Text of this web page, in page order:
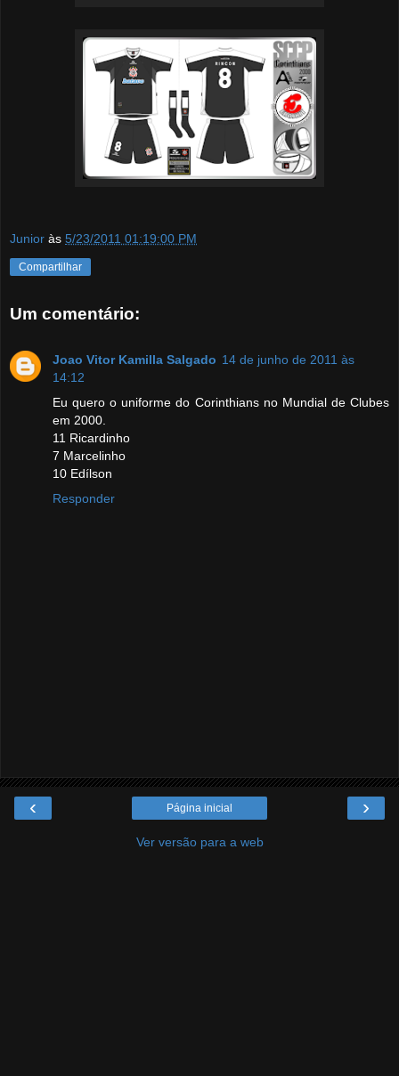
Junior às 5/23/2011 01:19:00 PM
Compartilhar
Um comentário:
Joao Vitor Kamilla Salgado 14 de junho de 2011 às
14:12
Eu quero o uniforme do Corinthians no Mundial de Clubes
em 2000.
11 Ricardinho
7 Marcelinho
10 Edílson
Responder
‹ ›
Página inicial
Ver versão para a web